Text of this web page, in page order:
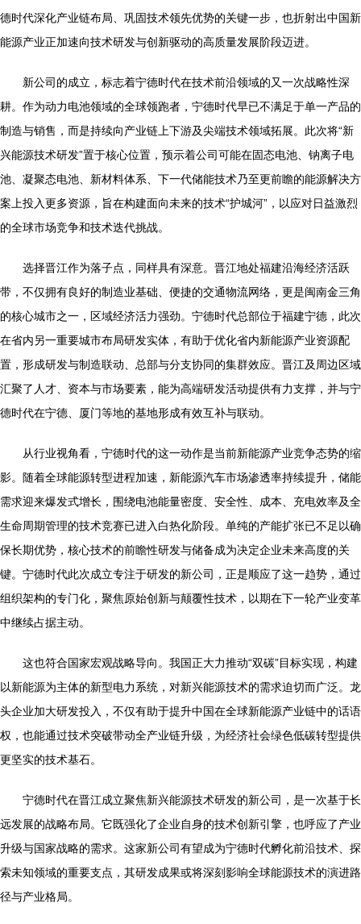
德时代深化产业链布局、巩固技术领先优势的关键一步，也折射出中国新
能源产业正加速向技术研发与创新驱动的高质量发展阶段迈进。
新公司的成立，标志着宁德时代在技术前沿领域的又一次战略性深
耕。作为动力电池领域的全球领跑者，宁德时代早已不满足于单一产品的
制造与销售，而是持续向产业链上下游及尖端技术领域拓展。此次将“新
兴能源技术研发”置于核心位置，预示着公司可能在固态电池、钠离子电
池、凝聚态电池、新材料体系、下一代储能技术乃至更前瞻的能源解决方
案上投入更多资源，旨在构建面向未来的技术“护城河”，以应对日益激烈
的全球市场竞争和技术迭代挑战。
选择晋江作为落子点，同样具有深意。晋江地处福建沿海经济活跃
带，不仅拥有良好的制造业基础、便捷的交通物流网络，更是闽南金三角
的核心城市之一，区域经济活力强劲。宁德时代总部位于福建宁德，此次
在省内另一重要城市布局研发实体，有助于优化省内新能源产业资源配
置，形成研发与制造联动、总部与分支协同的集群效应。晋江及周边区域
汇聚了人才、资本与市场要素，能为高端研发活动提供有力支撑，并与宁
德时代在宁德、厦门等地的基地形成有效互补与联动。
从行业视角看，宁德时代的这一动作是当前新能源产业竞争态势的缩
影。随着全球能源转型进程加速，新能源汽车市场渗透率持续提升，储能
需求迎来爆发式增长，围绕电池能量密度、安全性、成本、充电效率及全
生命周期管理的技术竞赛已进入白热化阶段。单纯的产能扩张已不足以确
保长期优势，核心技术的前瞻性研发与储备成为决定企业未来高度的关
键。宁德时代此次成立专注于研发的新公司，正是顺应了这一趋势，通过
组织架构的专门化，聚焦原始创新与颠覆性技术，以期在下一轮产业变革
中继续占据主动。
这也符合国家宏观战略导向。我国正大力推动“双碳”目标实现，构建
以新能源为主体的新型电力系统，对新兴能源技术的需求迫切而广泛。龙
头企业加大研发投入，不仅有助于提升中国在全球新能源产业链中的话语
权，也能通过技术突破带动全产业链升级，为经济社会绿色低碳转型提供
更坚实的技术基石。
宁德时代在晋江成立聚焦新兴能源技术研发的新公司，是一次基于长
远发展的战略布局。它既强化了企业自身的技术创新引擎，也呼应了产业
升级与国家战略的需求。这家新公司有望成为宁德时代孵化前沿技术、探
索未知领域的重要支点，其研发成果或将深刻影响全球能源技术的演进路
径与产业格局。